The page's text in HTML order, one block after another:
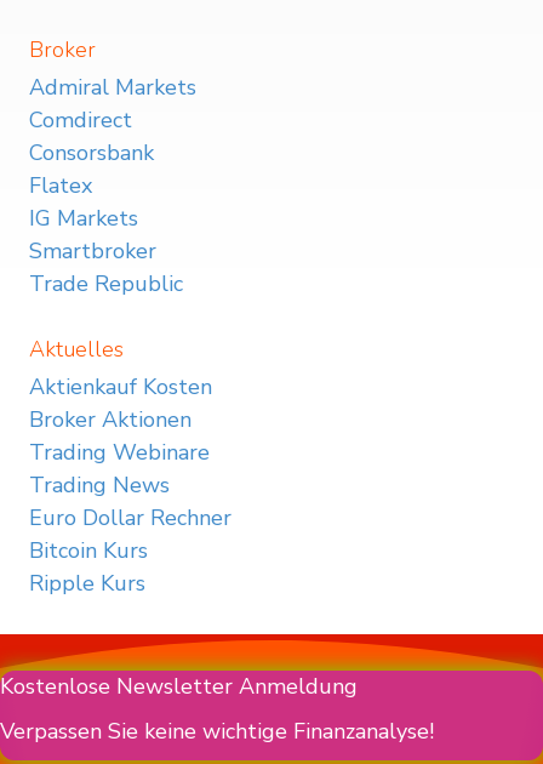
Broker
Admiral Markets
Comdirect
Consorsbank
Flatex
IG Markets
Smartbroker
Trade Republic
Aktuelles
Aktienkauf Kosten
Broker Aktionen
Trading Webinare
Trading News
Euro Dollar Rechner
Bitcoin Kurs
Ripple Kurs
Kostenlose Newsletter Anmeldung
Verpassen Sie keine wichtige Finanzanalyse!